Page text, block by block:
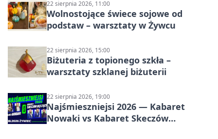
22 sierpnia 2026, 11:00
Wolnostojące świece sojowe od
podstaw – warsztaty w Żywcu
22 sierpnia 2026, 15:00
Biżuteria z topionego szkła –
warsztaty szklanej biżuterii
22 sierpnia 2026, 19:00
Najśmieszniejsi 2026 — Kabaret
Nowaki vs Kabaret Skeczów